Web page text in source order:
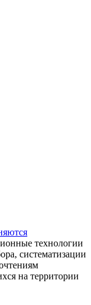
технологии
систематизации
на территории